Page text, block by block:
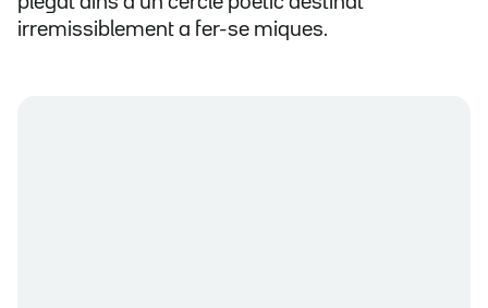
irremissiblement a fer-se miques.